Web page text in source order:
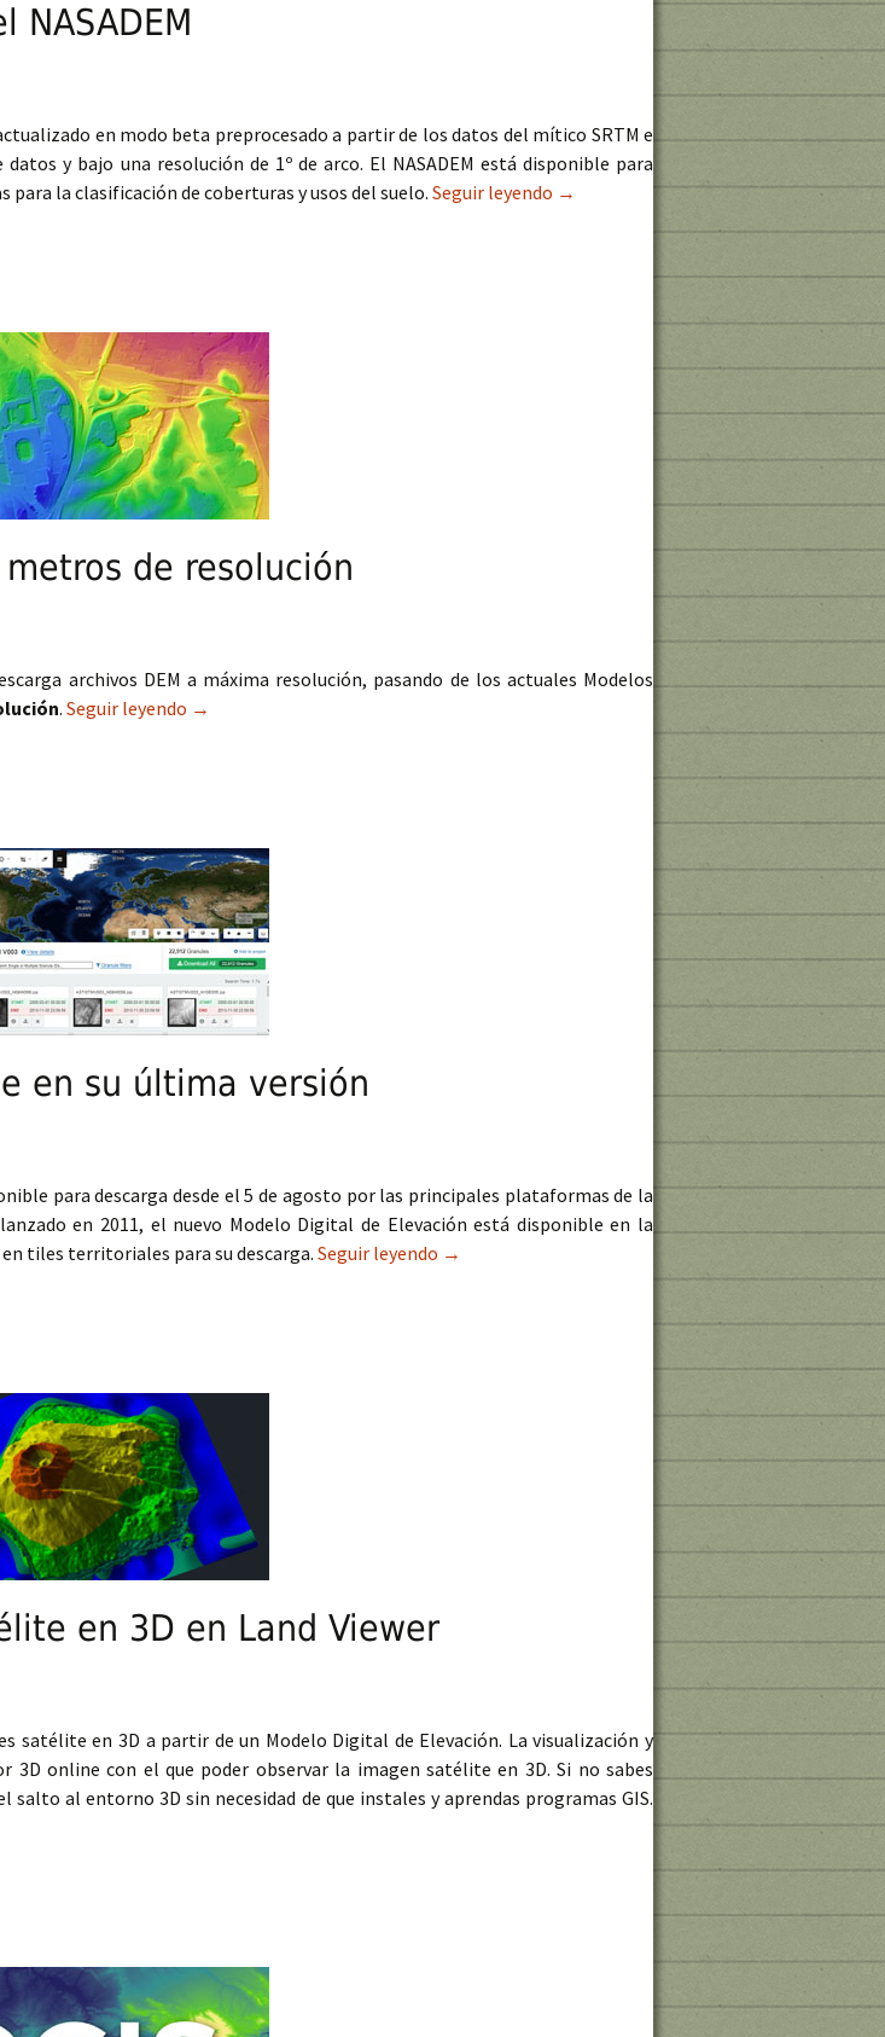
en modo beta preprocesado a partir de los datos del mítico SRTM e
y bajo una resolución de 1º de arco. El NASADEM está disponible para
la clasificación de coberturas y usos del suelo. Seguir leyendo Disponible la última versión del
→
de resolución
archivos DEM a máxima resolución, pasando de los actuales Modelos
. Seguir leyendo Descarga de archivos DEM a 2 metros de resolución
→
en su última versión
para descarga desde el 5 de agosto por las principales plataformas de la
en 2011, el nuevo Modelo Digital de Elevación está disponible en la
tiles territoriales para su descarga.Seguir leyendo El ASTER Global DEM disponible en su última versión
→
en 3D en Land Viewer
satélite en 3D a partir de un Modelo Digital de Elevación. La visualización y
3D online con el que poder observar la imagen satélite en 3D. Si no sabes
salto al entorno 3D sin necesidad de que instales y aprendas programas GIS.
Viewer